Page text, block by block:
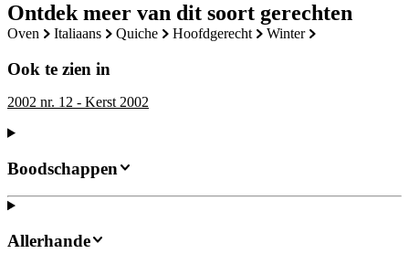
Ontdek meer van dit soort gerechten
oven italiaans quiche hoofdgerecht winter
Ook te zien in
2002 nr. 12 - Kerst 2002
Boodschappen
Allerhande